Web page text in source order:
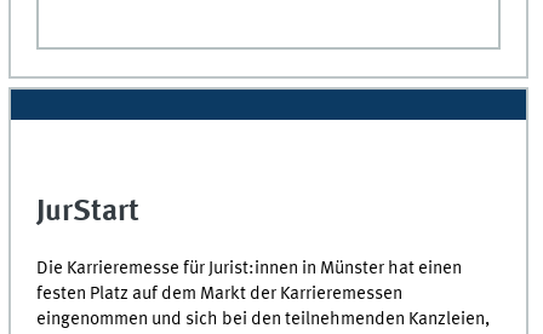
JurStart
Die Karrieremesse für Jurist:innen in Münster hat einen
festen Platz auf dem Markt der Karrieremessen
eingenommen und sich bei den teilnehmenden Kanzleien,